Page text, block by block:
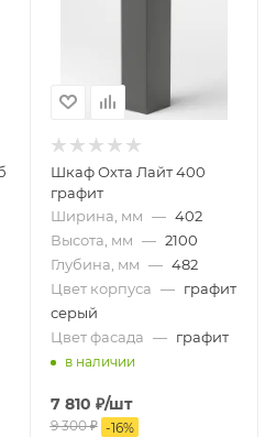
Шкаф Охта Лайт 400
графит
Ширина, мм — 402
Высота, мм — 2100
Глубина, мм — 482
Цвет корпуса — графит
серый
Цвет фасада — графит
в наличии
7 810 ₽/шт
9 300₽ -16%